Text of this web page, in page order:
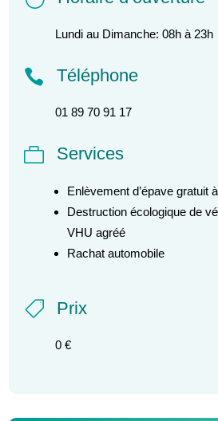
Lundi au Dimanche: 08h à 23h
 Téléphone
01 89 70 91 17
 Services
Enlèvement d’épave gratuit
Destruction écologique de
VHU agréé
Rachat automobile
 Prix
0 €